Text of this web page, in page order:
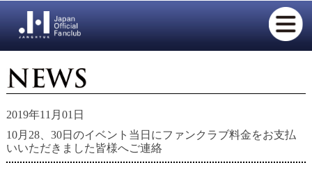
2019年11月01日
10月28、30日のイベント当日にファンクラブ料金をお支払
いいただきました皆様へご連絡